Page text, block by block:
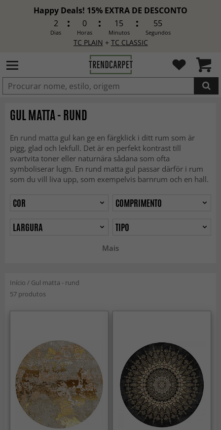
Happy Deals! 15% EXTRA DE DESCONTO
2
Dias
0
Horas
15
Minutos
53
Segundos
TC PLAIN + TC CLASSIC
GUL MATTA - RUND
En rund matta gul kan ge en färgklick i ditt rum som är
pigg, glad och lekfull. Det är en perfekt kontrast till
svartvita toner eller naturnära sådana som ofta
symboliserar lugn. En rund matta gul passar därför i rum
som du vill liva upp, som exempelvis barnrum och en hall.
Mais
COR
COMPRIMENTO
LARGURA
TIPO
Início / Gul matta - rund
57 produtos